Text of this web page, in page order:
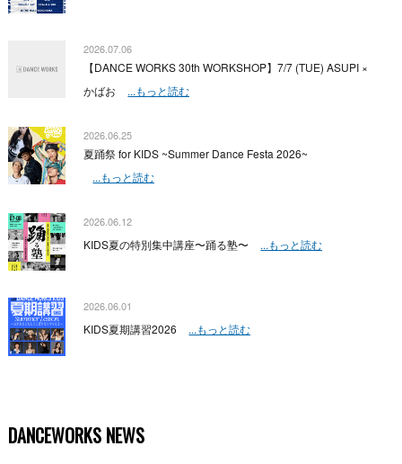
2026.07.06
【DANCE WORKS 30th WORKSHOP】7/7 (TUE) ASUPI ×
かばお
...もっと読む
2026.06.25
夏踊祭 for KIDS ~Summer Dance Festa 2026~
...もっと読む
2026.06.12
KIDS夏の特別集中講座〜踊る塾〜 ...もっと読む
2026.06.01
KIDS夏期講習2026 ...もっと読む
DANCEWORKS NEWS